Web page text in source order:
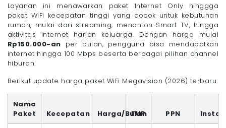
Layanan ini menawarkan paket Internet Only hinggga
paket WiFi kecepatan tinggi yang cocok untuk kebutuhan
rumah, mulai dari streaming, menonton Smart TV, hingga
aktivitas internet harian keluarga. Dengan harga mulai
Rp150.000-an per bulan, pengguna bisa mendapatkan
internet hingga 100 Mbps beserta berbagai pilihan channel
hiburan.
Berikut update harga paket WiFi Megavision (2026) terbaru:
Nama
Paket
Kecepatan Harga/Bulan
FUP PPN